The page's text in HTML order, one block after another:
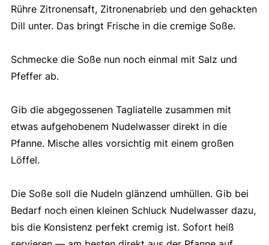
Rühre Zitronensaft, Zitronenabrieb und den gehackten
Dill unter. Das bringt Frische in die cremige Soße.
Schmecke die Soße nun noch einmal mit Salz und
Pfeffer ab.
Gib die abgegossenen Tagliatelle zusammen mit
etwas aufgehobenem Nudelwasser direkt in die
Pfanne. Mische alles vorsichtig mit einem großen
Löffel.
Die Soße soll die Nudeln glänzend umhüllen. Gib bei
Bedarf noch einen kleinen Schluck Nudelwasser dazu,
bis die Konsistenz perfekt cremig ist. Sofort heiß